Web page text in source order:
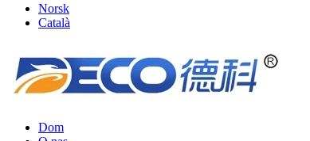
Norsk
Català
Dom